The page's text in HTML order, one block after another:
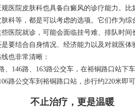
医院皮肤科也具备白癜风的诊疗能力。比
科等，都是可以考虑的选项。它们作为综
医院就诊，可能会面临挂号难、排队时间
要结合自身情况、经济能力以及对就医体
也非常清晰：
146路、163路公交车，在裕铜路口站下车
路公交车到裕铜路口站，步行约220米即可
不止治疗，更是温暖